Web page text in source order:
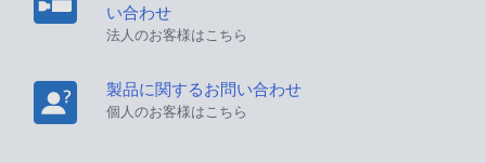
い合わせ
法人のお客様はこちら
製品に関するお問い合わせ
個人のお客様はこちら